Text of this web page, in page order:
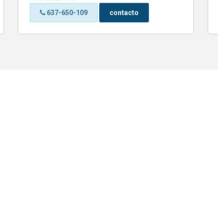
637-650-109
contacto